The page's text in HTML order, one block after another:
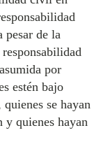
pesar de la
por
estén bajo
se hayan
y quienes hayan